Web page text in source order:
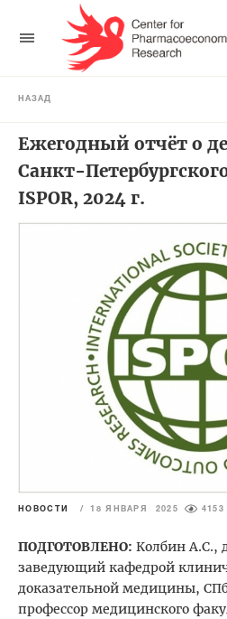
НАЗАД
Ежегодный отчёт о
Санкт-
ISPOR, 2024 г.
НОВОСТИ / 18 ЯНВАРЯ 2025 4153
ПОДГОТОВЛЕНО: Колбин А.С.,
заведующий кафедрой
доказательной медицины,
профессор медицинского